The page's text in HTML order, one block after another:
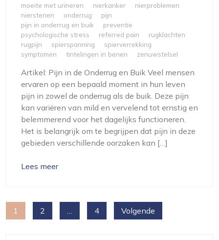
moeite met urineren
nierkanker
nierproblemen
nierstenen
onderrug
pijn
pijn in onderrug en buik
preventie
psychologische stress
referred pain
rugklachten
rugpijn
spierspanning
spierverrekking
symptomen
tintelingen in benen zenuwstelsel
Artikel: Pijn in de Onderrug en Buik Veel mensen
ervaren op een bepaald moment in hun leven
pijn in zowel de onderrug als de buik. Deze pijn
kan variëren van mild en vervelend tot ernstig en
belemmerend voor het dagelijks functioneren.
Het is belangrijk om te begrijpen dat pijn in deze
gebieden verschillende oorzaken kan […]
Lees meer
Berichten
1 2 4 Volgende